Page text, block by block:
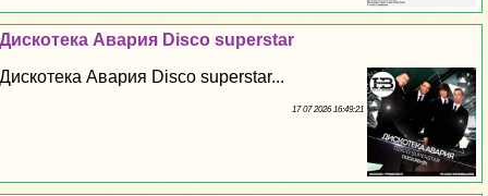
Дискотека Авария Disco superstar
Дискотека Авария Disco superstar...
17 07 2026 16:49:21